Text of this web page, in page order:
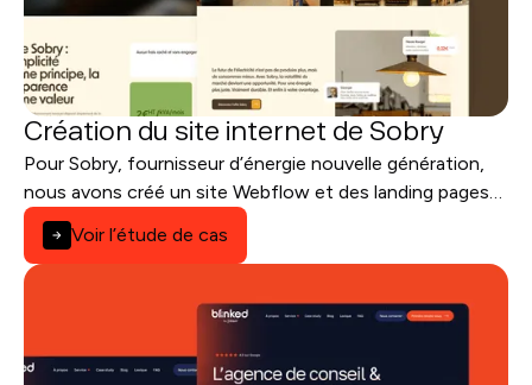
Création du site internet de Sobry
Pour Sobry, fournisseur d’énergie nouvelle génération,
nous avons créé un site Webflow et des landing pages
performantes, avec une architecture en reverse proxy.
Voir l’étude de cas